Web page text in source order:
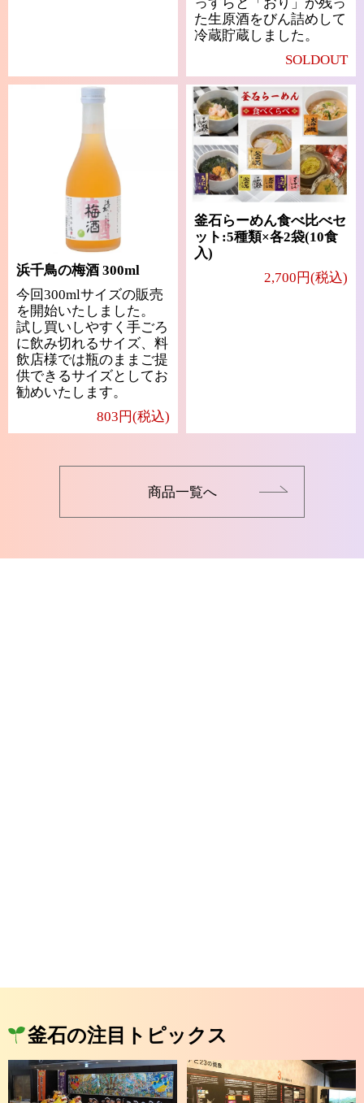
っすらと「おり」が残っ
た生原酒をびん詰めして
冷蔵貯蔵しました。
SOLDOUT
浜千鳥の梅酒 300ml
今回300mlサイズの販売
を開始いたしました。
試し買いしやすく手ごろ
に飲み切れるサイズ、料
飲店様では瓶のままご提
供できるサイズとしてお
勧めいたします。
803円(税込)
釜石らーめん食べ比べセ
ット:5種類×各2袋(10食
入)
2,700円(税込)
商品一覧へ
釜石の注目トピックス